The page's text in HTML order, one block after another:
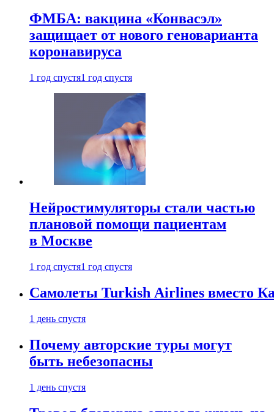
ФМБА: вакцина «Конвасэл»
защищает от нового геноварианта
коронавируса
1 год спустя1 год спустя
Нейростимуляторы стали частью
плановой помощи пациентам
в Москве
1 год спустя1 год спустя
Самолеты Turkish Airlines вместо
1 день спустя
Почему авторские туры могут
быть небезопасны
1 день спустя